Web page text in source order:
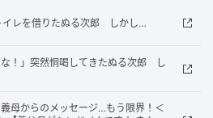
イレを借りたぬる次郎 しかし…
！」突然恫喝してきたぬる次郎 し
義母からのメッセージ…もう限界！＜